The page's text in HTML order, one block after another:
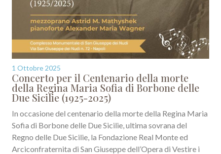
1 Ottobre 2025
Concerto per il Centenario della morte
della Regina Maria Sofia di Borbone delle
Due Sicilie (1925-2025)
In occasione del centenario della morte della Regina Maria
Sofia di Borbone delle Due Sicilie, ultima sovrana del
Regno delle Due Sicilie, la Fondazione Real Monte ed
Arciconfraternita di San Giuseppe dell’Opera di Vestire i